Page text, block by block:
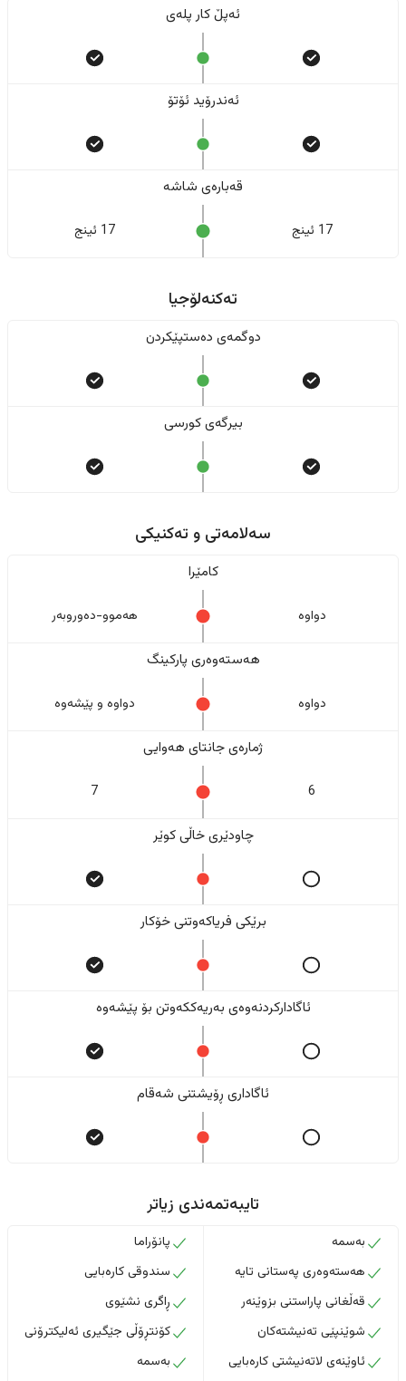
ئەپڵ کار پلەی
ئەندرۆید ئۆتۆ
قەبارەی شاشە
17 ئینج 17 ئینج
تەکنەلۆجیا
دوگمەی دەستپێکردن
بیرگەی کورسی
سەلامەتی و تەکنیکی
کامێرا
دواوە هەموو-دەوروبەر
هەستەوەری پارکینگ
دواوە دواوە و پێشەوە
ژمارەی جانتای هەوایی
6
7
چاودێری خاڵی کوێر
برێکی فریاکەوتنی خۆکار
ئاگادارکردنەوەی بەریەککەوتن بۆ پێشەوە
ئاگاداری ڕۆیشتنی شەقام
تایبەتمەندی زیاتر
بەسمە
هەستەوەری پەستانی تایە
قەڵغانی پاراستنی بزوێنەر
شوێنپێی تەنیشتەکان
ئاوێنەی لاتەنیشتی کارەبایی
پانۆراما
سندوقی کارەبایی
ڕاگری نشێوی
کۆنتڕۆڵی جێگیری ئەلیکترۆنی
بەسمە